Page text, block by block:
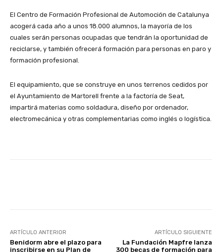
El Centro de Formación Profesional de Automoción de Catalunya
acogerá cada año a unos 18.000 alumnos, la mayoría de los
cuales serán personas ocupadas que tendrán la oportunidad de
reciclarse, y también ofrecerá formación para personas en paro y
formación profesional.
El equipamiento, que se construye en unos terrenos cedidos por
el Ayuntamiento de Martorell frente a la factoría de Seat,
impartirá materias como soldadura, diseño por ordenador,
electromecánica y otras complementarias como inglés o logística.
ARTÍCULO ANTERIOR
Benidorm abre el plazo para
inscribirse en su Plan de
ARTÍCULO SIGUIENTE
La Fundación Mapfre lanza
300 becas de formación para